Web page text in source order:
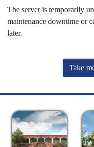
The server is temporarily
maintenance downtime or
later.
Take